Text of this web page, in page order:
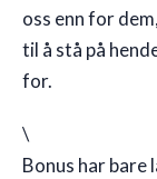
oss enn for
til å stå på
for.
\
Bonus har